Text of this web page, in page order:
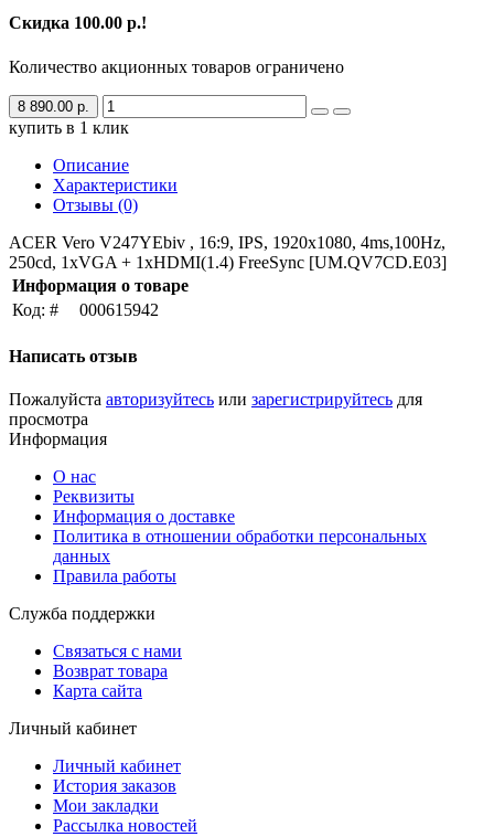
Скидка 100.00 р.!
Количество акционных товаров ограничено
8 890.00 р.
купить в 1 клик
Описание
Характеристики
Отзывы (0)
ACER Vero V247YEbiv , 16:9, IPS, 1920x1080, 4ms,100Hz,
250cd, 1xVGA + 1xHDMI(1.4) FreeSync [UM.QV7CD.E03]
Информация о товаре
Код: #
000615942
Написать отзыв
Пожалуйста авторизуйтесь или зарегистрируйтесь для
просмотра
Информация
О нас
Реквизиты
Информация о доставке
Политика в отношении обработки персональных
данных
Правила работы
Служба поддержки
Связаться с нами
Возврат товара
Карта сайта
Личный кабинет
Личный кабинет
История заказов
Мои закладки
Рассылка новостей